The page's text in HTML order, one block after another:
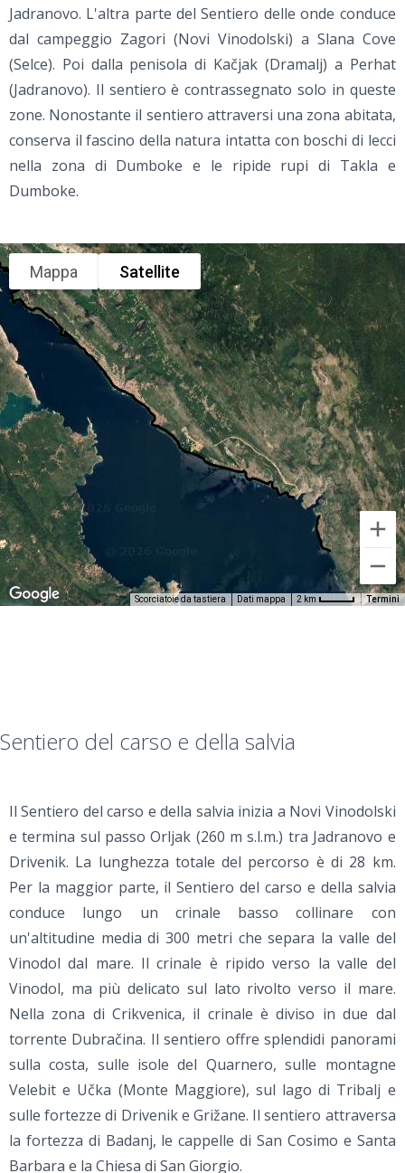
Jadranovo. L'altra parte del Sentiero delle onde conduce
dal campeggio Zagori (Novi Vinodolski) a Slana Cove
(Selce). Poi dalla penisola di Kačjak (Dramalj) a Perhat
(Jadranovo). Il sentiero è contrassegnato solo in queste
zone. Nonostante il sentiero attraversi una zona abitata,
conserva il fascino della natura intatta con boschi di lecci
nella zona di Dumboke e le ripide rupi di Takla e
Dumboke.
Mappa Satellite
Scorciatoie da tastiera Dati mappa 2 km Termini
Sentiero del carso e della salvia
Il Sentiero del carso e della salvia inizia a Novi Vinodolski
e termina sul passo Orljak (260 m s.l.m.) tra Jadranovo e
Drivenik. La lunghezza totale del percorso è di 28 km.
Per la maggior parte, il Sentiero del carso e della salvia
conduce lungo un crinale basso collinare con
un'altitudine media di 300 metri che separa la valle del
Vinodol dal mare. Il crinale è ripido verso la valle del
Vinodol, ma più delicato sul lato rivolto verso il mare.
Nella zona di Crikvenica, il crinale è diviso in due dal
torrente Dubračina. Il sentiero offre splendidi panorami
sulla costa, sulle isole del Quarnero, sulle montagne
Velebit e Učka (Monte Maggiore), sul lago di Tribalj e
sulle fortezze di Drivenik e Grižane. Il sentiero attraversa
la fortezza di Badanj, le cappelle di San Cosimo e Santa
Barbara e la Chiesa di San Giorgio.